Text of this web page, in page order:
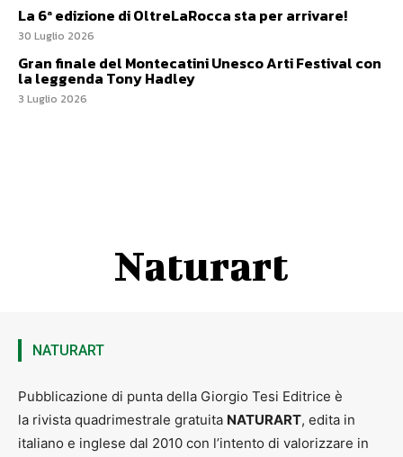
La 6ª edizione di OltreLaRocca sta per arrivare!
30 Luglio 2026
Gran finale del Montecatini Unesco Arti Festival con
la leggenda Tony Hadley
3 Luglio 2026
Naturart
NATURART
Pubblicazione di punta della Giorgio Tesi Editrice è
la rivista quadrimestrale gratuita NATURART, edita in
italiano e inglese dal 2010 con l’intento di valorizzare in